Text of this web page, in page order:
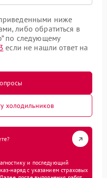
ниже
либо обратиться в
по следующему
если не нашли ответ на
холодильников
и последующий
наряд с указанием страховых